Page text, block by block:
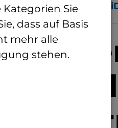
Projekte
Sie
dass auf Basis
mehr alle
stehen.